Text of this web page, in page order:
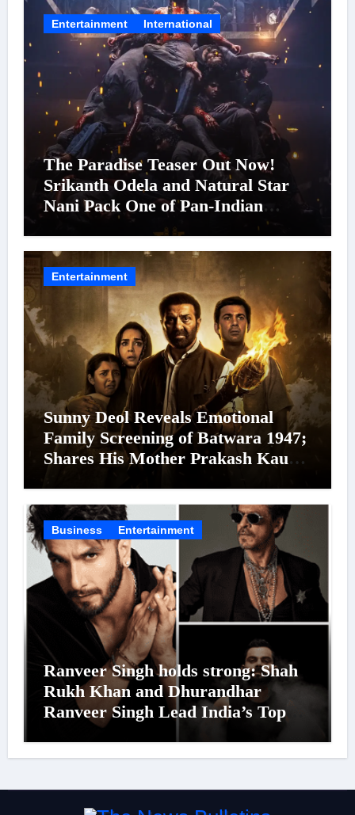
Entertainment International
The Paradise Teaser Out Now!
Srikanth Odela and Natural Star
Nani Pack One of Pan-Indian
Cinema’s Biggest Spectacles; Film
Arrives In Cinemas Worldwide on
24 September 2026
Entertainment
Sunny Deol Reveals Emotional
Family Screening of Batwara 1947;
Shares His Mother Prakash Kaur
Business Entertainment
Ranveer Singh holds strong: Shah
Rukh Khan and Dhurandhar
Ranveer Singh Lead India’s Top
Celebrity Brand List; Overtake